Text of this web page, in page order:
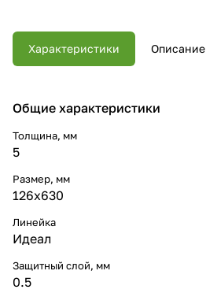
Характеристики Описание
Общие характеристики
Толщина, мм
5
Размер, мм
126x630
Линейка
Идеал
Защитный слой, мм
0.5